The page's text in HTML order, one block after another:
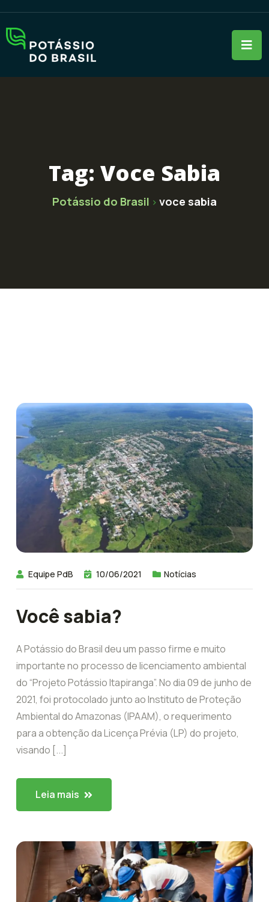
Tag: Voce Sabia
Potássio do Brasil > voce sabia
Equipe PdB 10/06/2021 Notícias
Você sabia?
A Potássio do Brasil deu um passo firme e muito
importante no processo de licenciamento ambiental
do “Projeto Potássio Itapiranga”. No dia 09 de junho de
2021, foi protocolado junto ao Instituto de Proteção
Ambiental do Amazonas (IPAAM), o requerimento
para a obtenção da Licença Prévia (LP) do projeto,
visando [...]
Leia mais